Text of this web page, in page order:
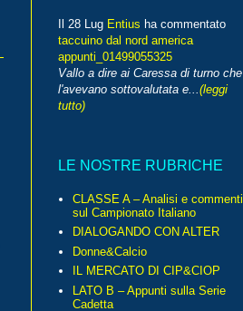
Il 28 Lug Entius ha commentato
taccuino dal nord america
appunti_01499055325
Vallo a dire ai Caressa di turno che
l'avevano sottovalutata e...(leggi
tutto)
LE NOSTRE RUBRICHE
CLASSE A – Analisi e commenti
sul Campionato Italiano
DIALOGANDO CON ALTER
Donne&Calcio
IL MERCATO DI CIP&CIOP
LATO B – Appunti sulla Serie
Cadetta